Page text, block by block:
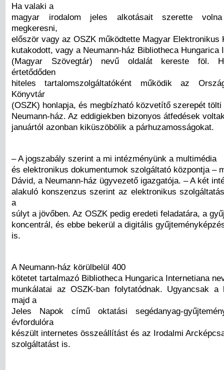
Ha valaki a
magyar irodalom jeles alkotásait szerette
megkeresni,
először vagy az OSZK működtette Magyar Elektronikus
kutakodott, vagy a Neumann-ház Bibliotheca Hungarica
(Magyar Szövegtár) nevű oldalát kereste föl.
értetődőden
hiteles tartalomszolgáltatóként működik az
Könyvtár
(OSZK) honlapja, és megbízható közvetítő szerepét tölti
Neumann-ház. Az eddigiekben bizonyos átfedések
januártól azonban kiküszöbölik a párhuzamosságokat.
– A jogszabály szerint a mi intézményünk a multimédia
és elektronikus dokumentumok szolgáltató központja –
Dávid, a Neumann-ház ügyvezető igazgatója. – A két
alakuló konszenzus szerint az elektronikus
a
súlyt a jövőben. Az OSZK pedig eredeti feladatára, a
koncentrál, és ebbe bekerül a digitális
is.
A Neumann-ház körülbelül 400
kötetet tartalmazó Bibliotheca Hungarica Internetiana
munkálatai az OSZK-ban folytatódnak. Ugyancsak a
majd a
Jeles Napok című oktatási segédanyag-
évfordulóra
készült internetes összeállítást és az Irodalmi
szolgáltatást is.